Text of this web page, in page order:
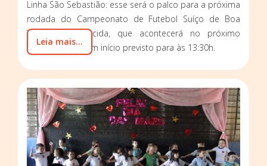
Linha São Sebastião: esse será o palco para a próxima
rodada do Campeonato de Futebol Suíço de Boa
Vista da Aparecida, que acontecerá no próximo
domingo (21), com início previsto para às 13:30h.
Leia mais...